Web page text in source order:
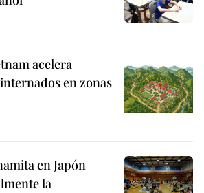
acelera
en zonas
en Japón
la